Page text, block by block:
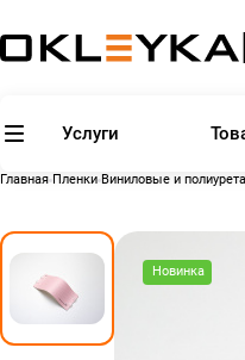
Услуги
Главная Пленки Виниловые и
Новинка